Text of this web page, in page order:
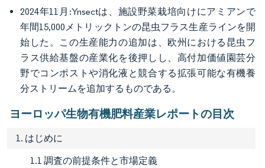
2024年11月:Ynsectは、施設野菜栽培向けにアミアンで
年間15,000メトリックトンの昆虫フラス生産ラインを開
始した。この生産能力の追加は、欧州における昆虫フ
ラス供給基盤の産業化を後押しし、高付加価値園芸分
野でコンポストや消化液と競合する拡張可能な有機養
分ストリームを追加するものである。
ヨーロッパ生物有機肥料産業レポートの目次
1. はじめに
1.1 調査の前提条件と市場定義